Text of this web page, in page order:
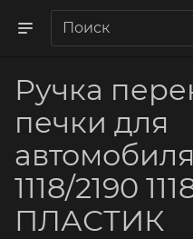
Ручка
печки для
1118/2190
ПЛАСТИК